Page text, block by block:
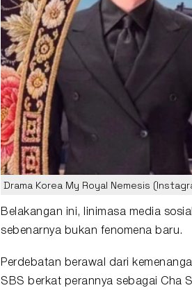
Drama Korea My Royal Nemesis
Belakangan ini, linimasa media
sebenarnya bukan fenomena baru.
Perdebatan berawal dari
SBS berkat perannya sebagai Cha